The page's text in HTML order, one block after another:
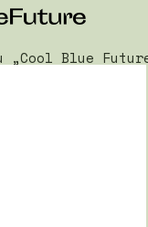
„Cool Blue